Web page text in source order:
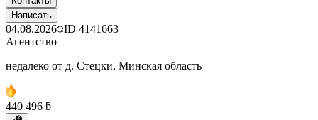
Написать
04.08.2026 ID 4141663
Агентство
недалеко от д. Стецки, Минская область
440 496 ƃ